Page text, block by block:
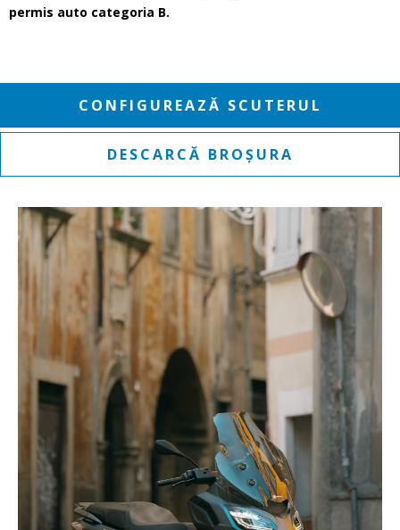
permis auto categoria B.
CONFIGUREAZĂ SCUTERUL
DESCARCĂ BROȘURA